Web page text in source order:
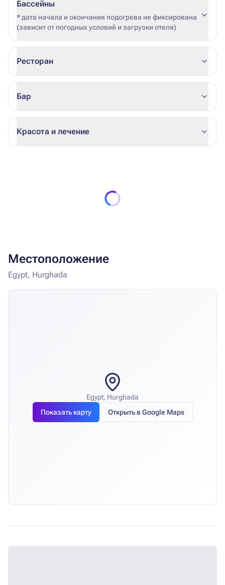
Бассейны
* дата начала и окончания подогрева не фиксирована
(зависит от погодных условий и загрузки отеля)
Ресторан
Бар
Красота и лечение
Местоположение
Egypt, Hurghada
Egypt, Hurghada
Показать карту
Открыть в Google Maps